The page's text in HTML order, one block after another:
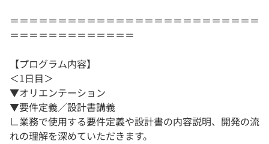
＝＝＝＝＝＝＝＝＝＝＝＝＝＝＝＝＝＝＝＝＝＝＝＝＝＝
＝＝＝＝＝＝＝＝＝＝＝＝＝
【プログラム内容】
＜1日目＞
▼オリエンテーション
▼要件定義／設計書講義
∟業務で使用する要件定義や設計書の内容説明、開発の流
れの理解を深めていただきます。